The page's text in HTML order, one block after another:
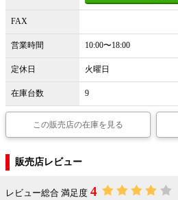
FAX
営業時間 10:00〜18:00
定休日 火曜日
在庫台数 9
この販売店の在庫を見る
販売店レビュー
レビュー総合 満足度 4